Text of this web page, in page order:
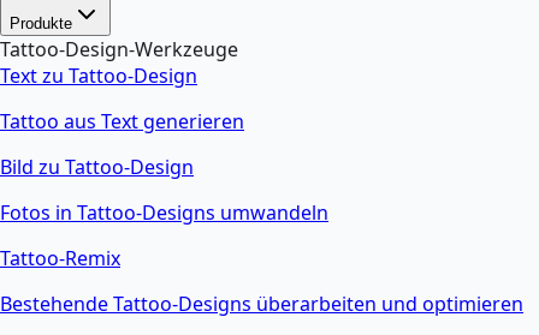
Produkte
Tattoo-Design-Werkzeuge
Text zu Tattoo-Design
Tattoo aus Text generieren
Bild zu Tattoo-Design
Fotos in Tattoo-Designs umwandeln
Tattoo-Remix
Bestehende Tattoo-Designs überarbeiten und optimieren